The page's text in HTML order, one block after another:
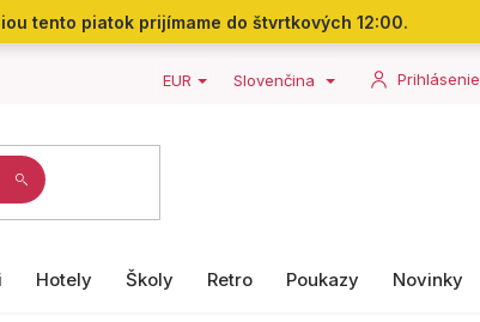
tento piatok prijímame do štvrtkových 12:00.
EUR Slovenčina Prihlásenie
Hotely Školy Retro Poukazy Novinky